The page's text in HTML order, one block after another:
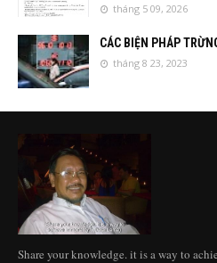
tháng 5 09, 2026
CÁC BIỆN PHÁP
tháng 8 23, 2023
Share your knowledge. it is a way to